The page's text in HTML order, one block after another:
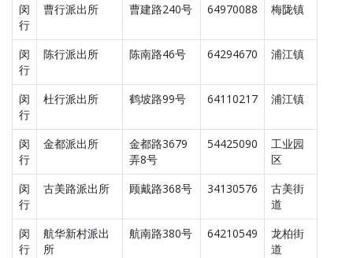
闵
行
曹行派出所 曹建路240号 64970088 梅陇镇
闵
行
陈行派出所 陈南路46号 64294670 浦江镇
闵
行
杜行派出所 鹤坡路99号 64110217 浦江镇
闵
行
金都派出所
金都路3679
弄8号
54425090
工业园
区
闵
行
古美路派出所 顾戴路368号 34130576
古美街
道
闵
行
航华新村派出
所
航南路380号 64210549
龙柏街
道